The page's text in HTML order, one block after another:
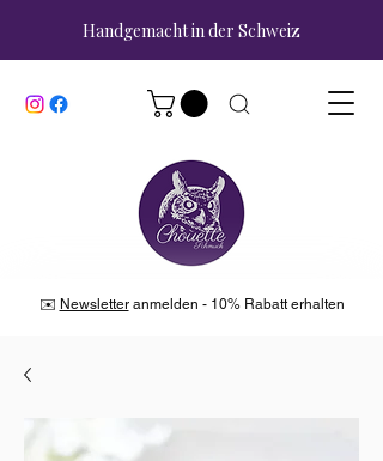
Handgemacht in der Schweiz
✉️ Newsletteranmelden - 10% Rabatt erhalten